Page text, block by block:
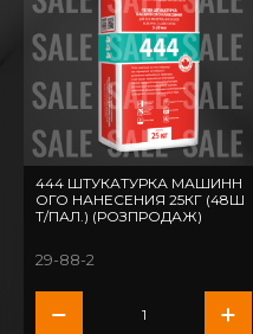
444 ШТУКАТУРКА МАШИНН
ОГО НАНЕСЕНИЯ 25КГ (48Ш
Т/ПАЛ.) (РОЗПРОДАЖ)
29-88-2